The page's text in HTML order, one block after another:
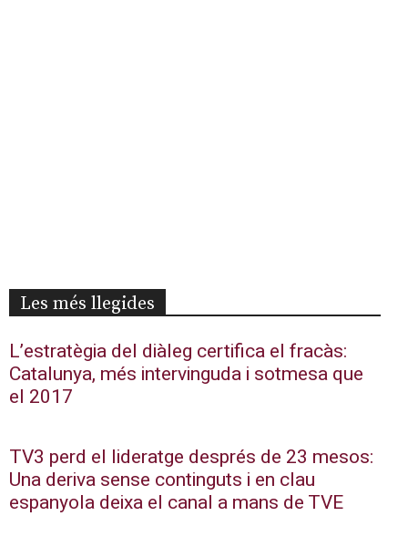
Les més llegides
L’estratègia del diàleg certifica el fracàs:
Catalunya, més intervinguda i sotmesa que
el 2017
TV3 perd el lideratge després de 23 mesos:
Una deriva sense continguts i en clau
espanyola deixa el canal a mans de TVE